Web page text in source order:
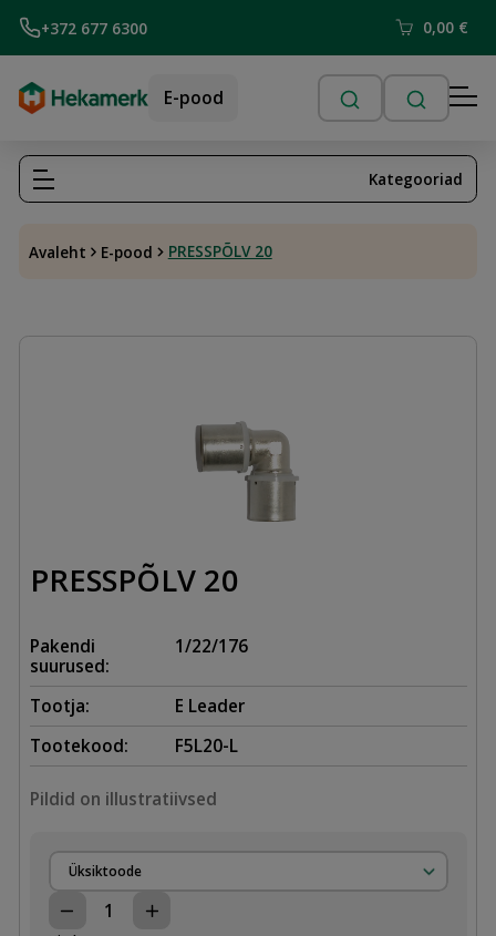
+372 677 6300 0,00 €
E-pood
Avaleht E-pood PRESSPÕLV 20
Kategooriad
PRESSPÕLV 20
Pakendi
suurused:
1/22/176
Tootja:
E Leader
Tootekood:
F5L20-L
Pildid on illustratiivsed
Üksiktoode
PRESSPÕLV